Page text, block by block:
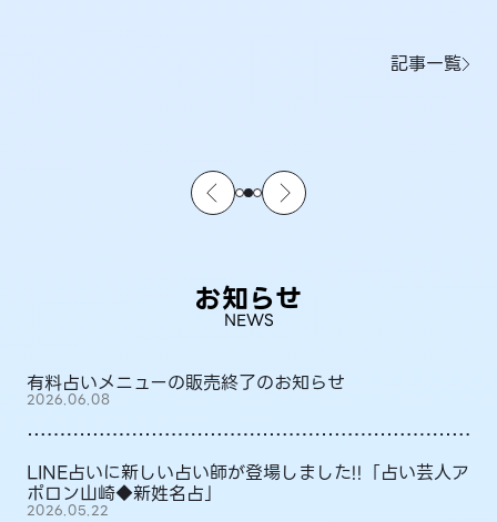
記事一覧
お知らせ
NEWS
有料占いメニューの販売終了のお知らせ
2026.06.08
LINE占いに新しい占い師が登場しました!!「占い芸人ア
ポロン山崎◆新姓名占」
2026.05.22